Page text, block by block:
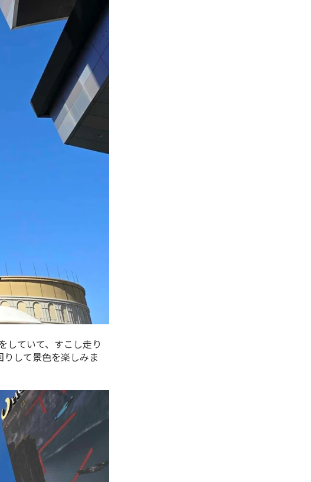
していて、すこし走り
して景色を楽しみま